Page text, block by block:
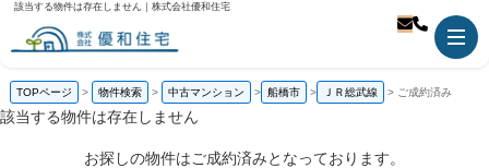
該当する物件は存在しません｜株式会社優和住宅
TOPページ 物件検索 中古マンション 船橋市 ＪＲ総武線 ご成約済み
該当する物件は存在しません
お探しの物件はご成約済みとなっております。